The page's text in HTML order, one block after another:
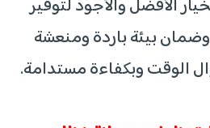
الأفضل والأجود لتوفير
بيئة باردة ومنعشة
الوقت وبكفاءة مستدامة.